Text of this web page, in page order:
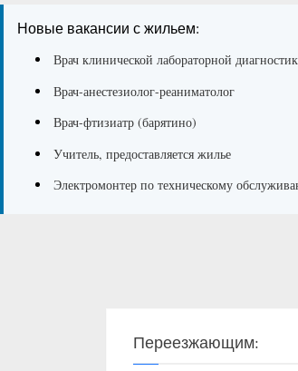
Новые вакансии с жильем:
Врач клинической лабораторной
Врач-анестезиолог-реаниматолог
Врач-фтизиатр (барятино)
Учитель, предоставляется жилье
Электромонтер по техническому
Переезжающим: